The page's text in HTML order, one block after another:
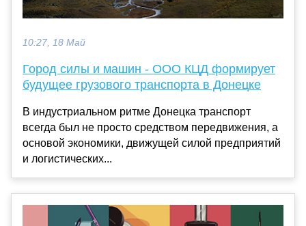
10:27, 18 Май
Город силы и машин - ООО КЦД формирует
будущее грузового транспорта в Донецке
В индустриальном ритме Донецка транспорт
всегда был не просто средством передвижения, а
основой экономики, движущей силой предприятий
и логистических...